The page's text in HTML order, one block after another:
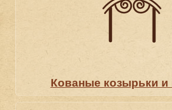
Кованые козырьки и